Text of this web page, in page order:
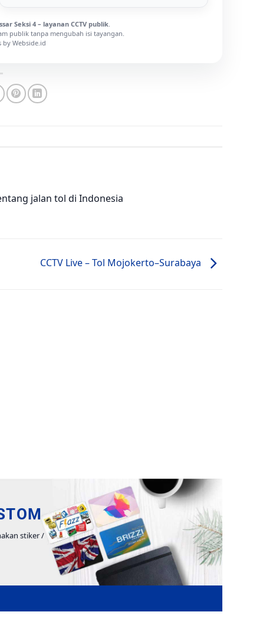
Seksi 4 – layanan CCTV publik.
publik tanpa mengubah isi tayangan.
by Webside.id
jalan tol di Indonesia
CCTV Live – Tol Mojokerto–Surabaya
stiker /